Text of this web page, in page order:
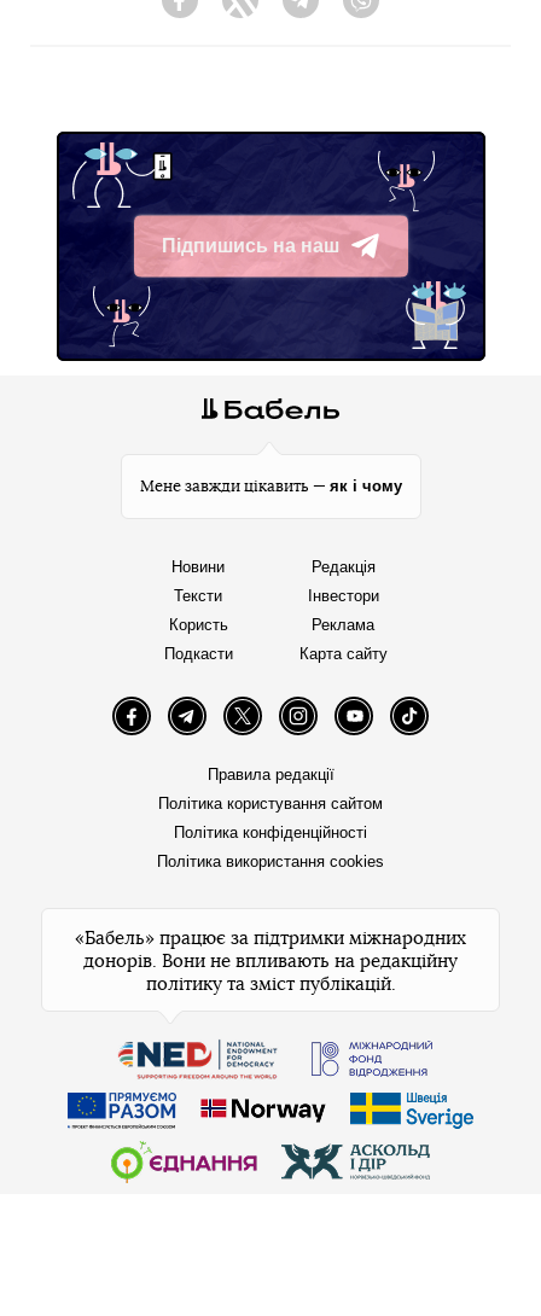
FacebookTwitter Telegram
Підпишись на наш
Telegram
Мене завжди цікавить — як і чому
Новини
Тексти
Користь
Подкасти
Редакція
Інвестори
Реклама
Карта сайту
FacebookTelegramTwitter InstagramYouTube TikTok
Правила редакції
Політика користування сайтом
Політика конфіденційності
Політика використання cookies
«Бабель» працює за підтримки міжнародних
донорів. Вони не впливають на редакційну
політику та зміст публікацій.